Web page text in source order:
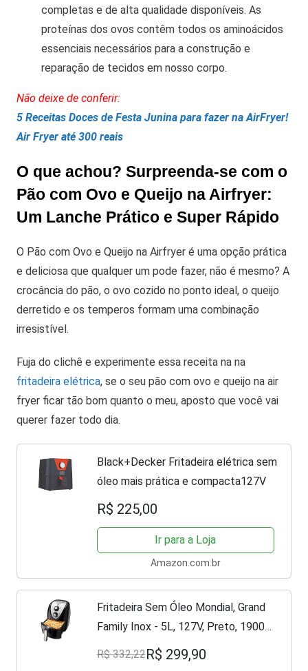
completas e de alta qualidade disponíveis. As
proteínas dos ovos contêm todos os aminoácidos
essenciais necessários para a construção e
reparação de tecidos em nosso corpo.
Não deixe de conferir:
5 Receitas Doces de Festa Junina para fazer na AirFryer!
Air Fryer até 300 reais
O que achou? Surpreenda-se com o
Pão com Ovo e Queijo na Airfryer:
Um Lanche Prático e Super Rápido
O Pão com Ovo e Queijo na Airfryer é uma opção prática
e deliciosa que qualquer um pode fazer, não é mesmo? A
crocância do pão, o ovo cozido no ponto ideal, o queijo
derretido e os temperos formam uma combinação
irresistível.
Fuja do clichê e experimente essa receita na na
fritadeira elétrica, se o seu pão com ovo e queijo na air
fryer ficar tão bom quanto o meu, aposto que você vai
querer fazer todo dia.
Black+Decker Fritadeira elétrica sem
óleo mais prática e compacta127V
R$ 225,00
Ir para a Loja
Amazon.com.br
Fritadeira Sem Óleo Mondial, Grand
Family Inox - 5L, 127V, Preto, 1900W
- AFN-50-BI
R$ 332,22R$ 299,90